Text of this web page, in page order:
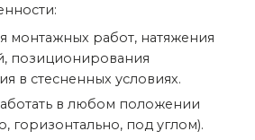
монтажных работ, натяжения
позиционирования
в стесненных условиях.
в любом положении
горизонтально, под углом).